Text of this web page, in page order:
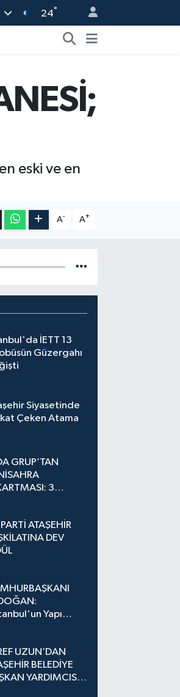
24°
eski ve en
A- A+
İETT 13
Güzergahı
Siyasetinde
Çeken Atama
GRUP’TAN
3
ATAŞEHİR
DEV
Yapı
Sorunudur"
UZUN’DAN
BELEDİYE
YARDIMCISI